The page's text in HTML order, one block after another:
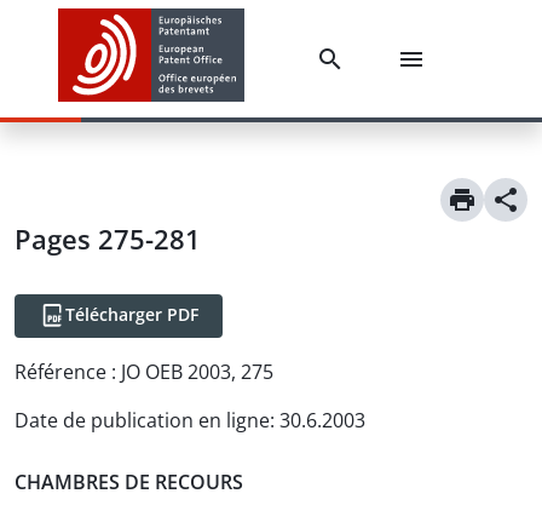
Pages 275-281
Télécharger PDF
Référence : JO OEB 2003, 275
Date de publication en ligne: 30.6.2003
CHAMBRES DE RECOURS